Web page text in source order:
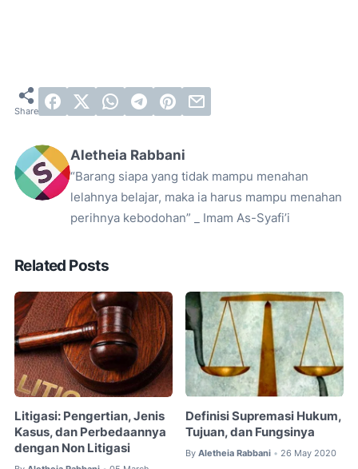
Aletheia Rabbani
“Barang siapa yang tidak mampu menahan
lelahnya belajar, maka ia harus mampu menahan
perihnya kebodohan” _ Imam As-Syafi’i
Related Posts
Litigasi: Pengertian, Jenis
Kasus, dan Perbedaannya
dengan Non Litigasi
Definisi Supremasi Hukum,
Tujuan, dan Fungsinya
By Aletheia Rabbani • 26 May 2020